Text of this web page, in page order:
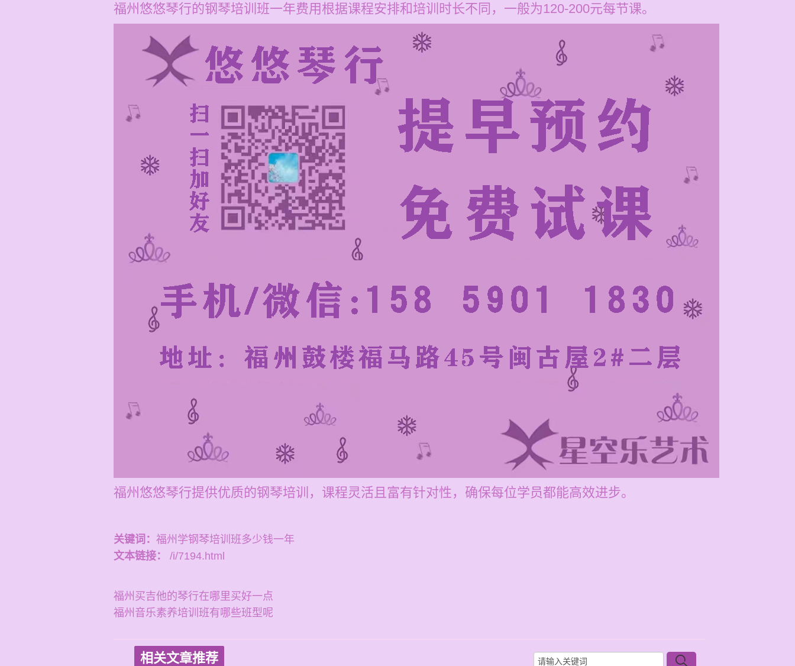
福州悠悠琴行的钢琴培训班一年费用根据课程安排和培训时长不同，一般为120-200元每节课。
福州悠悠琴行提供优质的钢琴培训，课程灵活且富有针对性，确保每位学员都能高效进步。
关键词： 福州学钢琴培训班多少钱一年
文本链接：
/i/7194.html
福州买吉他的琴行在哪里买好一点
福州音乐素养培训班有哪些班型呢
相关文章推荐